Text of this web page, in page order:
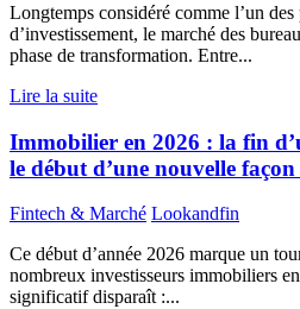
Longtemps considéré comme l’un
d’investissement, le marché des
phase de transformation. Entre...
Lire la suite
Immobilier en 2026 : la fin
le début d’une nouvelle
Fintech & Marché Lookandfin
Ce début d’année 2026 marque un
nombreux investisseurs immobiliers
significatif disparaît :...